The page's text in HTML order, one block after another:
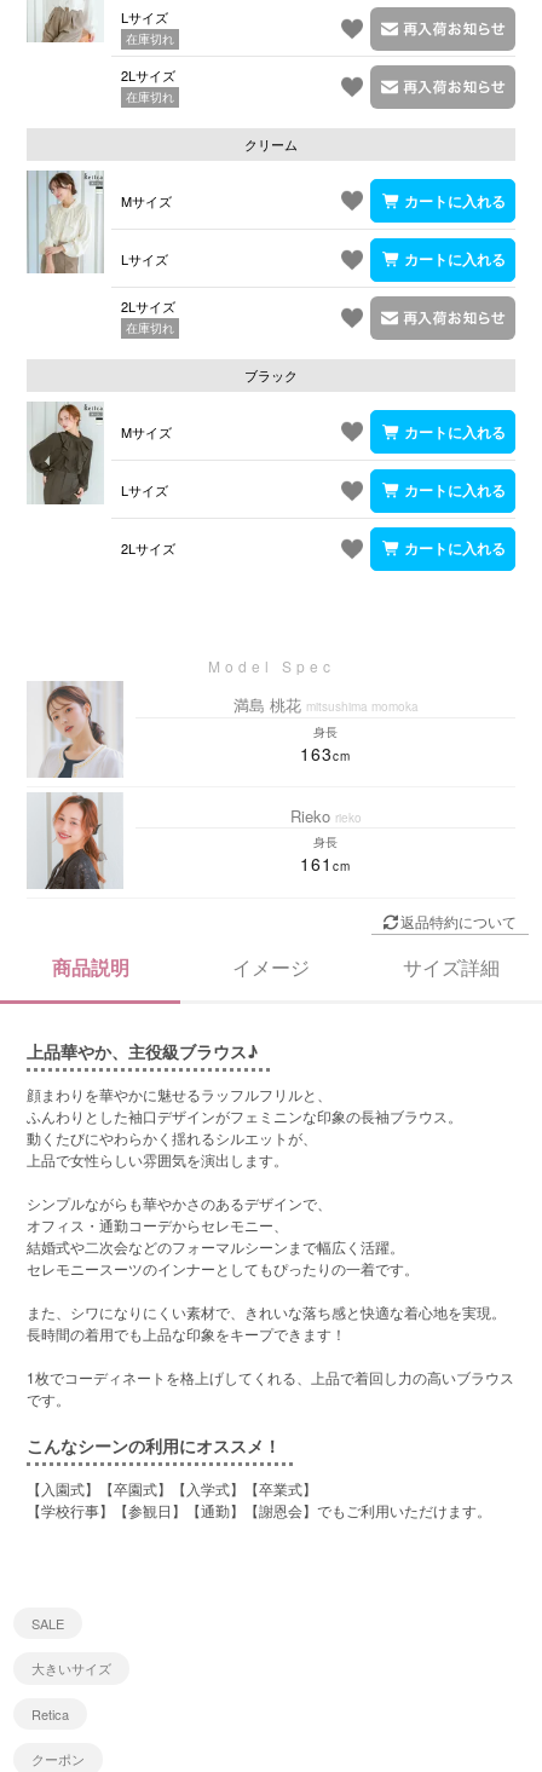
Lサイズ
在庫切れ
2Lサイズ
在庫切れ
クリーム
Mサイズ
Lサイズ
2Lサイズ
在庫切れ
ブラック
Mサイズ
Lサイズ
2Lサイズ
満島 桃花 mitsushima momoka
身長
163
Rieko rieko
身長
161
返品特約について
商品説明 イメージ サイズ詳細
上品華やか、主役級ブラウス♪
顔まわりを華やかに魅せるラッフルフリルと、
ふんわりとした袖口デザインがフェミニンな印象の長袖ブラウス。
動くたびにやわらかく揺れるシルエットが、
上品で女性らしい雰囲気を演出します。
シンプルながらも華やかさのあるデザインで、
オフィス・通勤コーデからセレモニー、
結婚式や二次会などのフォーマルシーンまで幅広く活躍。
セレモニースーツのインナーとしてもぴったりの一着です。
また、シワになりにくい素材で、きれいな落ち感と快適な着心地を実現。
長時間の着用でも上品な印象をキープできます！
1枚でコーディネートを格上げしてくれる、上品で着回し力の高いブラウス
です。
こんなシーンの利用にオススメ！
【入園式】【卒園式】【入学式】【卒業式】
【学校行事】【参観日】【通勤】【謝恩会】でもご利用いただけます。
SALE
大きいサイズ
Retica
クーポン